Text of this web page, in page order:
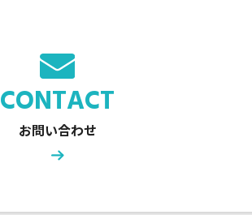
CONTACT
お問い合わせ